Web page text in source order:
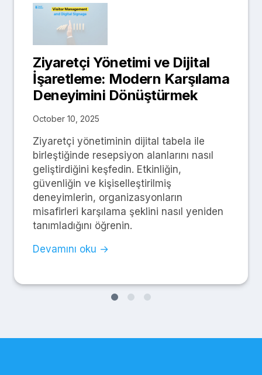
Ziyaretçi Yönetimi ve Dijital
İşaretleme: Modern Karşılama
Deneyimini Dönüştürmek
October 10, 2025
Ziyaretçi yönetiminin dijital tabela ile
birleştiğinde resepsiyon alanlarını nasıl
geliştirdiğini keşfedin. Etkinliğin,
güvenliğin ve kişiselleştirilmiş
deneyimlerin, organizasyonların
misafirleri karşılama şeklini nasıl yeniden
tanımladığını öğrenin.
Devamını oku →